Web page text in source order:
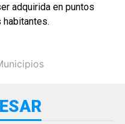
adquirida en puntos